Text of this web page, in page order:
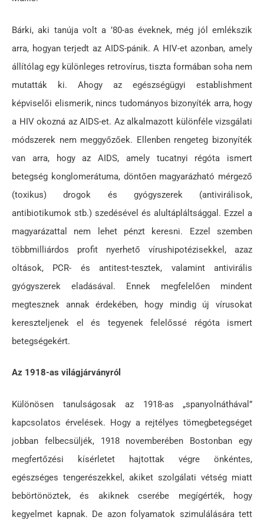
Bárki, aki tanúja volt a ’80-as éveknek, még jól emlékszik
arra, hogyan terjedt az AIDS-pánik. A HIV-et azonban, amely
állítólag egy különleges retrovírus, tiszta formában soha nem
mutatták ki. Ahogy az egészségügyi establishment
képviselői elismerik, nincs tudományos bizonyíték arra, hogy
a HIV okozná az AIDS-et. Az alkalmazott különféle vizsgálati
módszerek nem meggyőzőek. Ellenben rengeteg bizonyíték
van arra, hogy az AIDS, amely tucatnyi régóta ismert
betegség konglomerátuma, döntően magyarázható mérgező
(toxikus) drogok és gyógyszerek (antivirálisok,
antibiotikumok stb.) szedésével és alultápláltsággal. Ezzel a
magyarázattal nem lehet pénzt keresni. Ezzel szemben
többmilliárdos profit nyerhető vírushipotézisekkel, azaz
oltások, PCR- és antitest-tesztek, valamint antivirális
gyógyszerek eladásával. Ennek megfelelően mindent
megtesznek annak érdekében, hogy mindig új vírusokat
kereszteljenek el és tegyenek felelőssé régóta ismert
betegségekért.
Az 1918-as világjárványról
Különösen tanulságosak az 1918-as „spanyolnáthával”
kapcsolatos érvelések. Hogy a rejtélyes tömegbetegséget
jobban felbecsüljék, 1918 novemberében Bostonban egy
megfertőzési kísérletet hajtottak végre önkéntes,
egészséges tengerészekkel, akiket szolgálati vétség miatt
bebörtönöztek, és akiknek cserébe megígérték, hogy
kegyelmet kapnak. De azon folyamatok szimulálására tett